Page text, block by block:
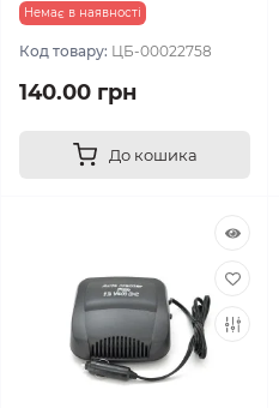
Немає в наявності
Код товару: ЦБ-00022758
140.00 грн
До кошика